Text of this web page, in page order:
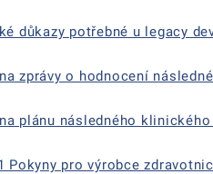
důkazy potřebné u legacy
zprávy o hodnocení
plánu následného
Pokyny pro výrobce